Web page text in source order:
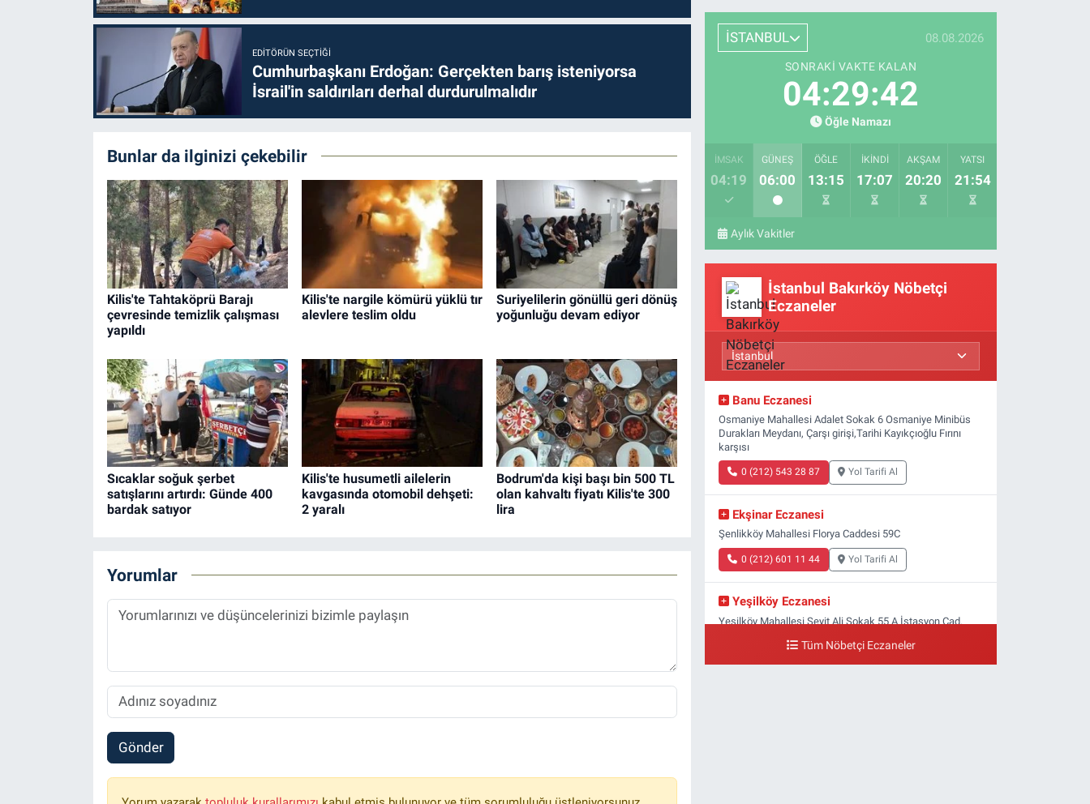
EDITÖRÜN SEÇTIĞI
Cumhurbaşkanı Erdoğan: Gerçekten barış isteniyorsa
İsrail'in saldırıları derhal durdurulmalıdır
Bunlar da ilginizi çekebilir
Kilis'te Tahtaköprü Barajı
çevresinde temizlik çalışması
yapıldı
Kilis'te nargile kömürü yüklü tır
alevlere teslim oldu
Suriyelilerin gönüllü geri dönüş
yoğunluğu devam ediyor
Sıcaklar soğuk şerbet
satışlarını artırdı: Günde 400
bardak satıyor
Kilis'te husumetli ailelerin
kavgasında otomobil dehşeti:
2 yaralı
Bodrum'da kişi başı bin 500 TL
olan kahvaltı fiyatı Kilis'te 300
lira
Yorumlar
Gönder
İSTANBUL 08.08.2026
SONRAKI VAKTE KALAN
04:29:41
Öğle Namazı
İMSAK
04:19
GÜNEŞ
06:00
ÖĞLE
13:15
İKINDI
17:07
AKŞAM
20:20
YATSI
21:54
Aylık Vakitler
İstanbul Bakırköy Nöbetçi
Eczaneler
Banu Eczanesi
Osmaniye Mahallesi Adalet Sokak 6 Osmaniye Minibüs
Durakları Meydanı, Çarşı girişi,Tarihi Kayıkçıoğlu Fırını
karşısı
0 (212) 543 28 87 Yol Tarifi Al
Ekşinar Eczanesi
Şenlikköy Mahallesi Florya Caddesi 59C
0 (212) 601 11 44 Yol Tarifi Al
Yeşilköy Eczanesi
Yeşilköy Mahallesi Seyit Ali Sokak 55 A İstasyon Cad.
Tüm Nöbetçi Eczaneler